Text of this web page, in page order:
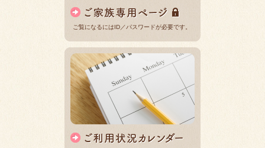
ご覧になるにはID／パスワードが必要です。